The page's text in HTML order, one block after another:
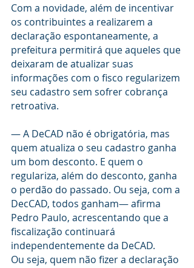
Com a novidade, além de incentivar
os contribuintes a realizarem a
declaração espontaneamente, a
prefeitura permitirá que aqueles que
deixaram de atualizar suas
informações com o fisco regularizem
seu cadastro sem sofrer cobrança
retroativa.
— A DeCAD não é obrigatória, mas
quem atualiza o seu cadastro ganha
um bom desconto. E quem o
regulariza, além do desconto, ganha
o perdão do passado. Ou seja, com a
DecCAD, todos ganham— afirma
Pedro Paulo, acrescentando que a
fiscalização continuará
independentemente da DeCAD.
Ou seja, quem não fizer a declaração